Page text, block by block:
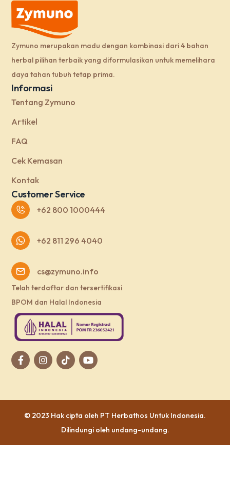
Zymuno merupakan madu dengan kombinasi dari 4 bahan
herbal pilihan terbaik yang diformulasikan untuk memelihara
daya tahan tubuh tetap prima.
Informasi
Tentang Zymuno
Artikel
FAQ
Cek Kemasan
Kontak
Customer Service
+62 800 1000444
+62 811 296 4040
cs@zymuno.info
Telah terdaftar dan tersertifikasi
BPOM dan Halal Indonesia
© 2023 Hak cipta oleh PT Herbathos Untuk Indonesia.
Dilindungi oleh undang-undang.